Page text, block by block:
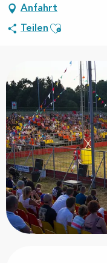
Anfahrt
Teilen Ajouter aux